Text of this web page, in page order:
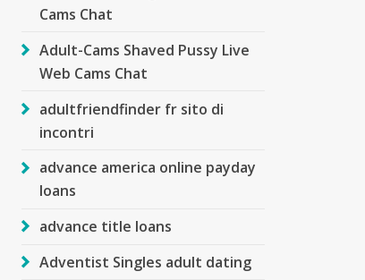
Cams Chat
Adult-Cams Shaved Pussy Live
Web Cams Chat
adultfriendfinder fr sito di
incontri
advance america online payday
loans
advance title loans
Adventist Singles adult dating